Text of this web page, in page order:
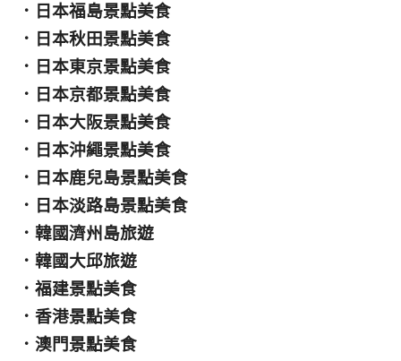
． 日本福島景點美食
． 日本秋田景點美食
． 日本東京景點美食
． 日本京都景點美食
． 日本大阪景點美食
． 日本沖繩景點美食
． 日本鹿兒島景點美食
． 日本淡路島景點美食
． 韓國濟州島旅遊
． 韓國大邱旅遊
． 福建景點美食
． 香港景點美食
． 澳門景點美食